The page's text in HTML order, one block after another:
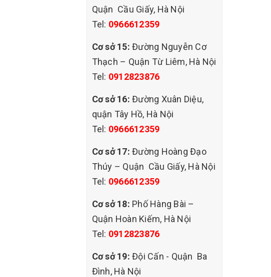
Quận Cầu Giấy, Hà Nội
Tel: 0966612359
Cơ sở 15: Đường Nguyễn Cơ
Thạch – Quận Từ Liêm, Hà Nội
Tel: 0912823876
Cơ sở 16: Đường Xuân Diệu,
quận Tây Hồ, Hà Nội
Tel: 0966612359
Cơ sở 17: Đường Hoàng Đạo
Thúy – Quận Cầu Giấy, Hà Nội
Tel: 0966612359
Cơ sở 18: Phố Hàng Bài –
Quận Hoàn Kiếm, Hà Nội
Tel: 0912823876
Cơ sở 19: Đội Cấn - Quận Ba
Đình, Hà Nội